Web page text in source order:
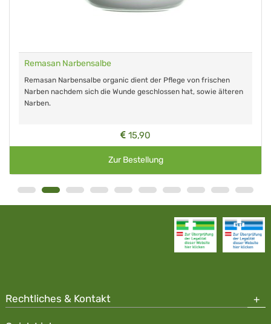
Remasan Narbensalbe
Remasan Narbensalbe organic dient der Pflege von frischen
Narben nachdem sich die Wunde geschlossen hat, sowie älteren
Narben.
15,90
Zur Bestellung
Rechtliches & Kontakt